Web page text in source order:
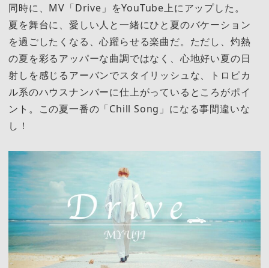
同時に、MV「Drive」をYouTube上にアップした。
夏を舞台に、愛しい人と一緒にひと夏のバケーション
を過ごしたくなる、心躍らせる楽曲だ。ただし、灼熱
の夏を彩るアッパーな曲調ではなく、心地好い夏の日
射しを感じるアーバンでスタイリッシュな、トロピカ
ル系のハウスナンバーに仕上がっているところがポイ
ント。この夏一番の「Chill Song」になる事間違いな
し！